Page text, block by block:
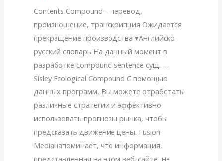
Contents Compound – перевод,
произношение, транскрипция Ожидается
прекращение производства ▾Английско-
русский cловарь На данный момент в
разработке compound sentence сущ. —
Sisley Ecological Compound С помощью
данных программ, Вы можете отработать
различные стратегии и эффективно
использовать прогнозы рынка, чтобы
предсказать движение цены. Fusion
Mediaнапоминает, что информация,
представленная на этом веб-сайте, не
Compound
купить
в
Москве